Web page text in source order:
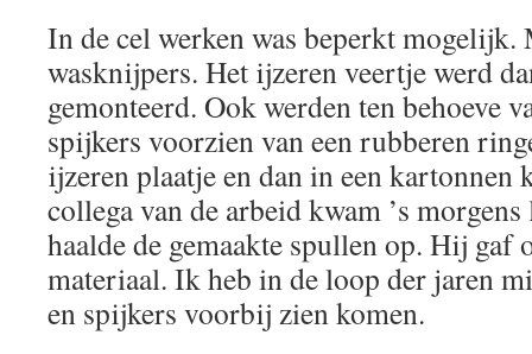
In de cel werken was beperkt mogelijk.
wasknijpers. Het ijzeren veertje werd
gemonteerd. Ook werden ten behoeve
spijkers voorzien van een rubberen
ijzeren plaatje en dan in een kartonnen
collega van de arbeid kwam ’s
haalde de gemaakte spullen op. Hij gaf
materiaal. Ik heb in de loop der jaren
en spijkers voorbij zien komen.